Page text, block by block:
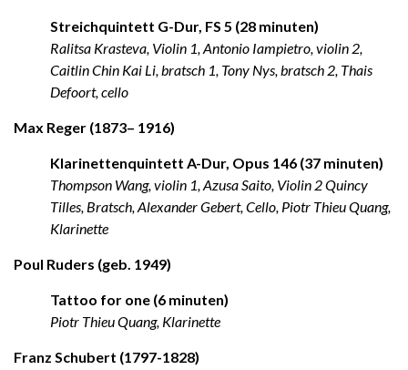
Streichquintett G-Dur, FS 5 (28 minuten)
Ralitsa Krasteva, Violin 1, Antonio Iampietro, violin 2,
Caitlin Chin Kai Li, bratsch 1, Tony Nys, bratsch 2, Thais
Defoort, cello
Max Reger (1873– 1916)
Klarinettenquintett A-Dur, Opus 146 (37 minuten)
Thompson Wang, violin 1, Azusa Saito, Violin 2 Quincy
Tilles, Bratsch, Alexander Gebert, Cello, Piotr Thieu Quang,
Klarinette
Poul Ruders (geb. 1949)
Tattoo for one (6 minuten)
Piotr Thieu Quang, Klarinette
Franz Schubert (1797-1828)